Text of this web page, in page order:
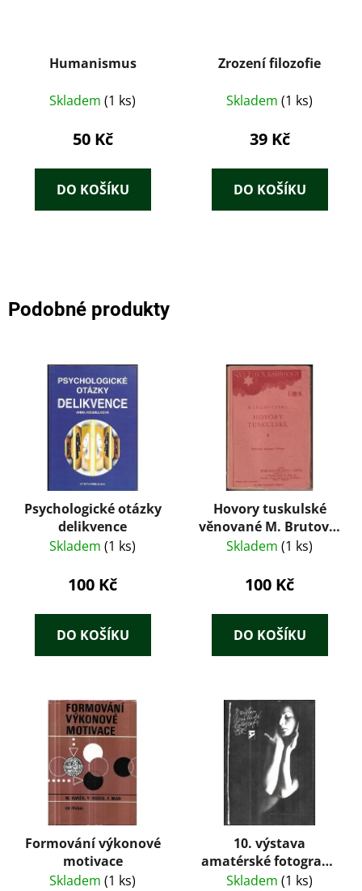
Humanismus
Skladem (1 ks)
50 Kč
DO KOŠÍKU
Zrození filozofie
Skladem (1 ks)
39 Kč
DO KOŠÍKU
Podobné produkty
Psychologické otázky
delikvence
Skladem (1 ks)
100 Kč
DO KOŠÍKU
Hovory tuskulské
věnované M. Brutovi :
knihy patery
Skladem (1 ks)
100 Kč
DO KOŠÍKU
Formování výkonové
motivace
Skladem (1 ks)
10. výstava
amatérské fotografie
ČSR : festival zájmové
Skladem (1 ks)